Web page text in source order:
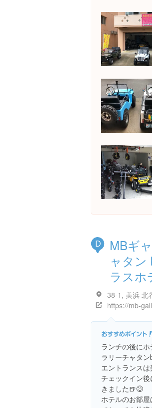
D
MBギ
ャタン
ラスホ
https://mb-
ランチの後に
ラリーチャタ
エントランス
チェックイン
きました🍺😋
ホテルのお部